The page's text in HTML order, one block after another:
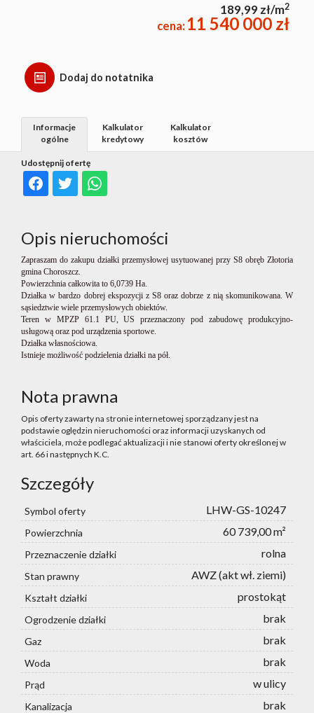
189,99 zł/m2
cena:11 540 000 zł
Dodaj do notatnika
Udostępnij ofertę
Informacje
ogólne
Kalkulator
kredytowy
Kalkulator
kosztów
Opis nieruchomości
Zapraszam do zakupu działki przemysłowej usytuowanej przy S8 obręb Złotoria
gmina Choroszcz.
Powierzchnia całkowita to 6,0739 Ha.
Działka w bardzo dobrej ekspozycji z S8 oraz dobrze z nią skomunikowana. W
sąsiedztwie wiele przemysłowych obiektów.
Teren w MPZP 61.1 PU, US przeznaczony pod zabudowę produkcyjno-
usługową oraz pod urządzenia sportowe.
Działka własnościowa.
Istnieje możliwość podzielenia działki na pół.
Nota prawna
Opis oferty zawarty na stronie internetowej sporządzany jest na
podstawie oględzin nieruchomości oraz informacji uzyskanych od
właściciela, może podlegać aktualizacji i nie stanowi oferty określonej w
art. 66 i następnych K.C.
Szczegóły
Symbol oferty LHW-GS-10247
Powierzchnia 60 739,00 m²
Przeznaczenie działki rolna
Stan prawny AWZ (akt wł. ziemi)
Kształt działki prostokąt
Ogrodzenie działki brak
Gaz brak
Woda brak
Prąd w ulicy
Kanalizacja brak